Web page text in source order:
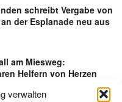
verwalten
schreibt Vergabe von
der Esplanade neu aus
am Miesweg:
Helfern von Herzen